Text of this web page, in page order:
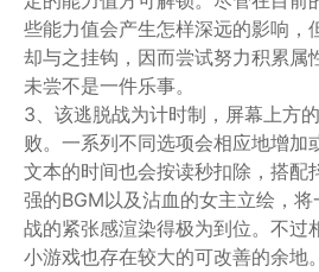
些能力值会产生怎样深远的影响，
却与之挂钩，因而尝试努力积累属
未尝不是一件乐事。
3、该逃脱战为计时制，屏幕上方
败。一系列不同选项会相应地增加
文本的时间也会按读秒扣除，搭配
强的BGM以及沾血的女主立绘，
战的紧张感渲染得极为到位。不过
小游戏也存在较大的可改善的余地。